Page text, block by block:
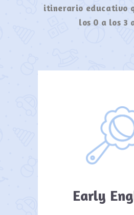
itinerario educativo
los 0 a los 3
Early